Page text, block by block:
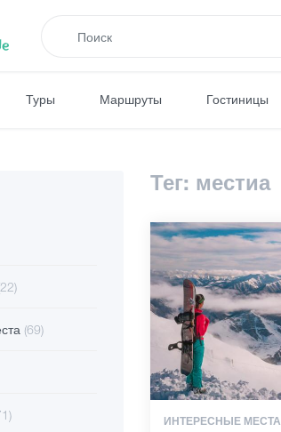
Туры Маршруты Гостиницы
(69)
Тег: местиа
ИНТЕРЕСНЫЕ МЕСТА